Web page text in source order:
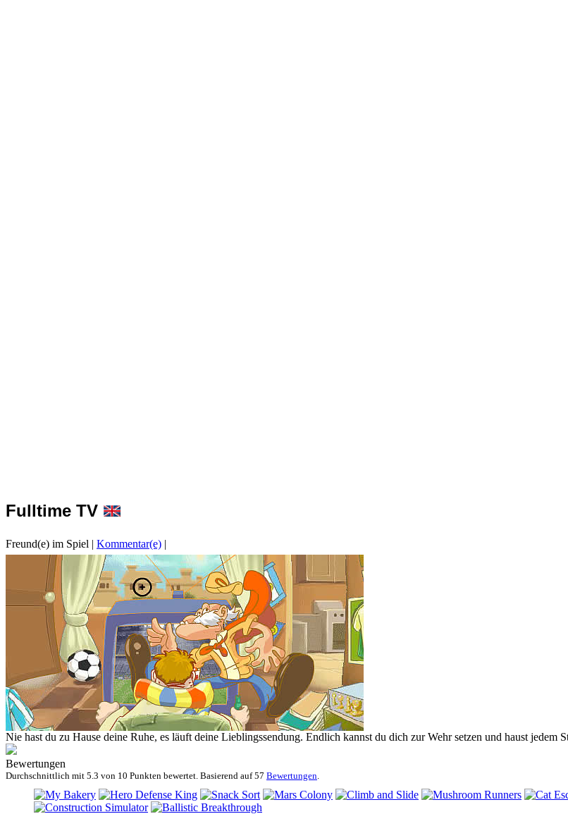
Fulltime TV
Freund(e) im Spiel | Kommentar(e) |
Nie hast du zu Hause deine Ruhe, es läuft deine Lieblingssendung. Endlich kannst du dich zur Wehr setzen und haust jedem
Bewertungen
Durchschnittlich mit 5.3 von 10 Punkten bewertet. Basierend auf57 Bewertungen